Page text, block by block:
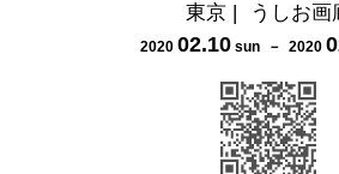
東京| うしお画
2020 02.10 sun－ 2020